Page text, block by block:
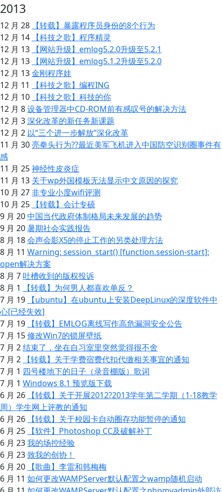
2013
12 月 28
【转载】暴露程序员身份的8个行为
12 月 14
【科技之歌】程序精灵
12 月 13
【网站升级】emlog5.2.0升级至5.2.1
12 月 13
【网站升级】emlog5.1.2升级至5.2.0
12 月 13金刚程序娃
12 月 11
【科技之歌】编程ING
12 月 10
【科技之歌】科技的你
12 月 8设备管理器中CD-ROM前有感叹号的解决方法
12 月 3深化改革的新任务新课题
12 月 2 以“三个进一步解放”深化改革
11 月 30亮拳头行为??最近美军飞机进入中国防空识别圈事件有
感
11 月 25神经性皮炎症
11 月 13 关于wp外国模板无法显示中文原因的探究
10 月 27非专业小度wifi评测
10 月 25
【转载】会计专硕
9 月 20中国当代政府体制格局未来发展的趋势
9 月 20暑期社会实践报告
8 月 18会声会影X5的停止工作的另类处理方法
8 月 11 Warning: session_start() [function.session-start]:
open解决方案
8 月 7吐槽收到的版权投诉
8 月 1
【转载】为何男人都喜欢单反？
7 月 19
【ubuntu】在ubuntu上安装DeepLinux的深度软件中
心[已经失效]
7 月 19
【转载】EMLOG离线写作高危漏洞安全公告
7 月 15修改Win7的锁屏壁纸
7 月 2结束了，坐在自习室里突然觉得很不舍
7 月 2
【转载】关于学费宿费代扣代缴相关事宜的通知
7 月 1 四号楼地下的日子（录音棚版）歌词
7 月 1 Windows 8.1 预览版下载
6 月 26
【转载】关于开展2012?2013学年第二学期（1-18教学
周）学生网上评教的通知
6 月 26
【转载】关于校园卡自动圈存功能暂停的通知
6 月 25
【软件】Photoshop CC及破解补丁
6 月 23我的场控经验
6 月 23致我的创协！
6 月 20
【歌曲】李雷和韩梅梅
6 月 11 如何更改WAMPServer默认配置之wamp随机启动